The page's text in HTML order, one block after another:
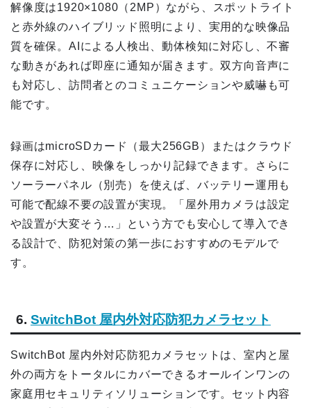
解像度は1920×1080（2MP）ながら、スポットライト
と赤外線のハイブリッド照明により、実用的な映像品
質を確保。AIによる人検出、動体検知に対応し、不審
な動きがあれば即座に通知が届きます。双方向音声に
も対応し、訪問者とのコミュニケーションや威嚇も可
能です。
録画はmicroSDカード（最大256GB）またはクラウド
保存に対応し、映像をしっかり記録できます。さらに
ソーラーパネル（別売）を使えば、バッテリー運用も
可能で配線不要の設置が実現。「屋外用カメラは設定
や設置が大変そう…」という方でも安心して導入でき
る設計で、防犯対策の第一歩におすすめのモデルで
す。
6. SwitchBot 屋内外対応防犯カメラセット
SwitchBot 屋内外対応防犯カメラセットは、室内と屋
外の両方をトータルにカバーできるオールインワンの
家庭用セキュリティソリューションです。セット内容